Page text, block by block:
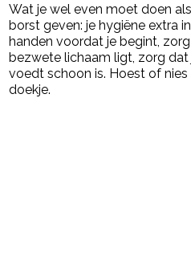
Wat je wel even moet doen
borst geven: je hygiëne extra
handen voordat je begint,
bezwete lichaam ligt, zorg
voedt schoon is. Hoest of
doekje.